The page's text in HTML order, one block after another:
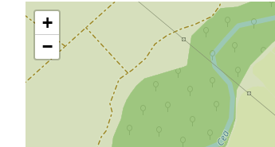
Pular
mapa
+
−